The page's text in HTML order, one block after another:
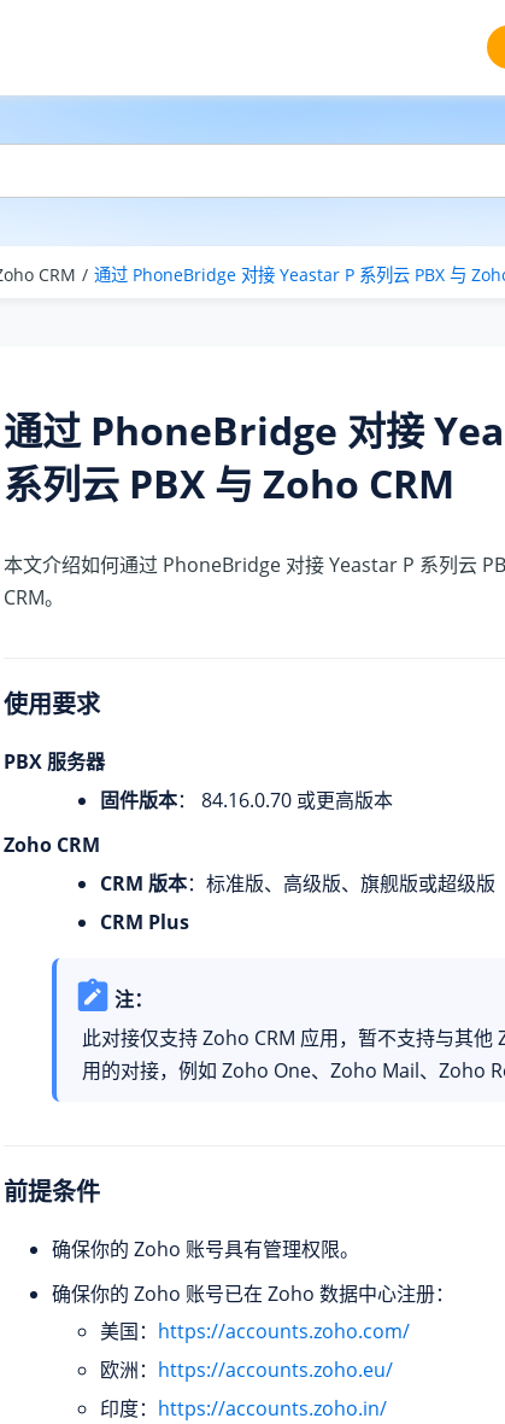
CRM 通过 PhoneBridge 对接 Yeastar P 系列云 PBX 与
通过 PhoneBridge 对接
系列云 PBX 与 Zoho CRM
本文介绍如何通过 PhoneBridge 对接Yeastar P 系列云
CRM。
使用要求
PBX 服务器
固件版本： 84.16.0.70 或更高版本
Zoho CRM
CRM 版本：标准版、高级版、旗舰版或超级版
CRM Plus
注：
此对接仅支持 Zoho CRM 应用，暂不支持与其他
用的对接，例如 Zoho One、Zoho Mail、Zoho
前提条件
确保你的 Zoho 账号具有管理权限。
确保你的 Zoho 账号已在 Zoho 数据中心注册：
美国： https://accounts.zoho.com/
欧洲： https://accounts.zoho.eu/
印度： https://accounts.zoho.in/